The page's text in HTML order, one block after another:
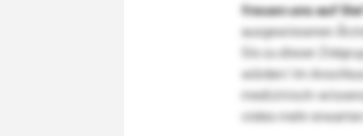
freuen uns auf
ausgewiesenen
Sie zu dieser
würden! Im
medizinisch-
vieles mehr